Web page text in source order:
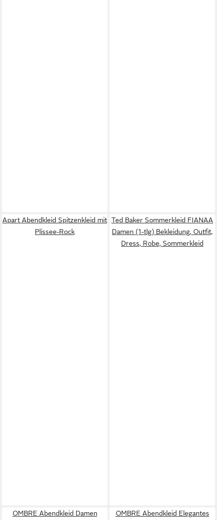
Apart Abendkleid Spitzenkleid mit
Plissee-Rock
Ted Baker Sommerkleid FIANAA
Damen (1-tlg) Bekleidung, Outfit,
Dress, Robe, Sommerkleid
OMBRE Abendkleid Damen
OMBRE Abendkleid Elegantes